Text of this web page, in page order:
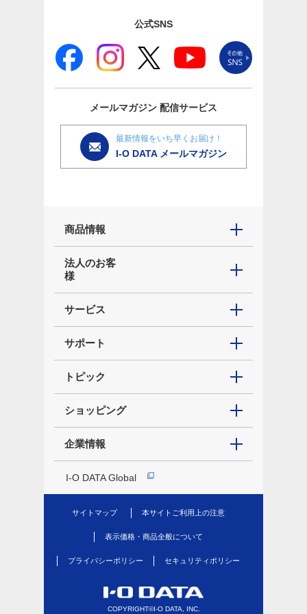
公式SNS
メールマガジン 配信サービス
最新情報をいち早くお届け！
I-O DATA メールマガジン
商品情報
法人のお客
様
サービス
サポート
トピック
ショッピング
企業情報
I-O DATA Global
サイトマップ 本サイトご利用上の注意
表示価格・商品全般について
プライバシーポリシー セキュリティポリシー
COPYRIGHT©I-O DATA, INC.